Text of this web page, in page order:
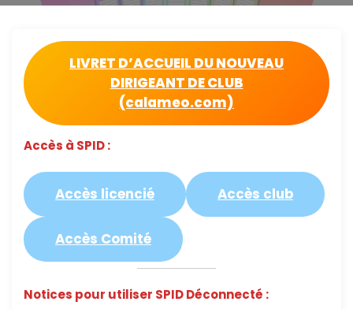
c
n
LIVRET D’ACCUEIL DU NOUVEAU
DIRIGEANT DE CLUB
(calameo.com)
Accès à SPID :
Accès licencié Accès club
Accès Comité
Notices pour utiliser SPID Déconnecté :